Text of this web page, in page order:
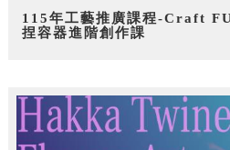
115年工藝推廣課程-Craft
捏容器進階創作課